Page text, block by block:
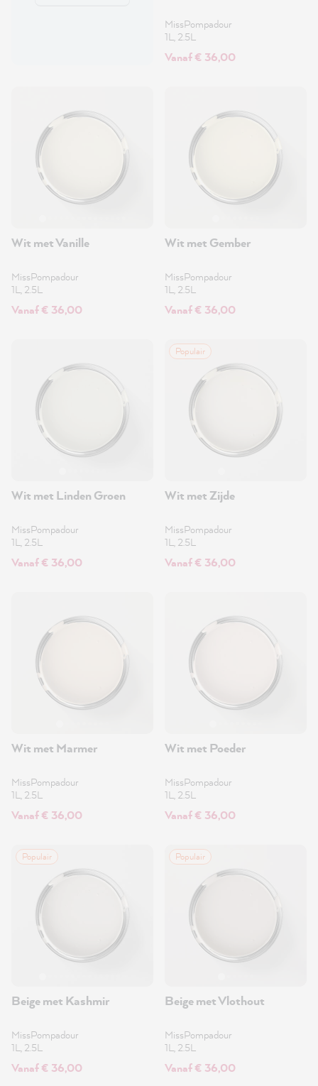
MissPompadour
1L, 2.5L
Vanaf € 36,00
Wit met Vanille
MissPompadour
1L, 2.5L
Vanaf € 36,00
Wit met Gember
MissPompadour
1L, 2.5L
Vanaf € 36,00
Wit met Linden Groen
MissPompadour
1L, 2.5L
Vanaf € 36,00
Populair
Wit met Zijde
MissPompadour
1L, 2.5L
Vanaf € 36,00
Wit met Marmer
MissPompadour
1L, 2.5L
Vanaf € 36,00
Wit met Poeder
MissPompadour
1L, 2.5L
Vanaf € 36,00
Populair
Beige met Kashmir
MissPompadour
1L, 2.5L
Vanaf € 36,00
Populair
Beige met Vlothout
MissPompadour
1L, 2.5L
Vanaf € 36,00